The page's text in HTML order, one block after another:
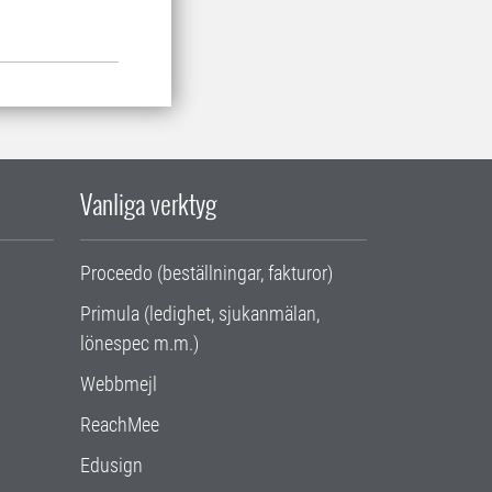
Vanliga verktyg
Proceedo (beställningar, fakturor)
Primula (ledighet, sjukanmälan,
lönespec m.m.)
Webbmejl
ReachMee
Edusign